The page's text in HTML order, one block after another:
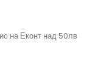
на Еконт над 50лв